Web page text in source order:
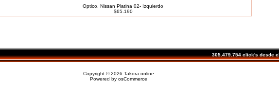
Optico, Nissan Platina 02- Izquierdo
$65.190
305.479.754 click's desde
Copyright © 2026 Takora online
Powered by osCommerce